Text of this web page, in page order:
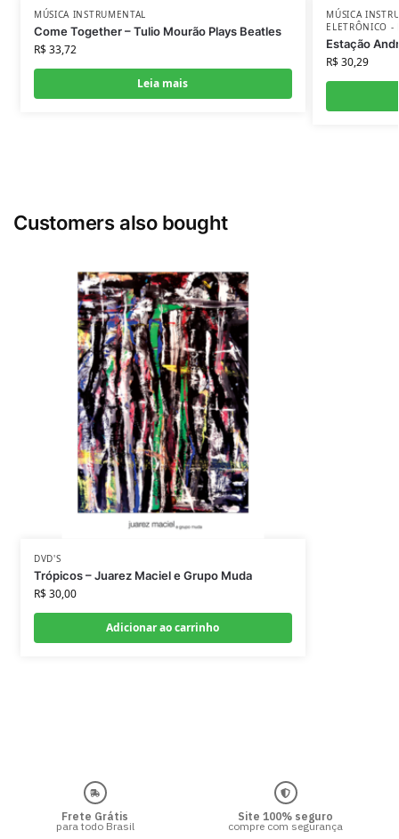
MÚSICA INSTRUMENTAL
Come Together – Tulio Mourão Plays Beatles
R$33,72
Leia mais
MÚSICA
ELETRÔNICO -
Estação
R$30,29
Customers also bought
DVD'S
Trópicos – Juarez Maciel e Grupo Muda
R$30,00
Adicionar ao carrinho
Frete Grátis
para todo Brasil
Site 100% seguro
compre com segurança